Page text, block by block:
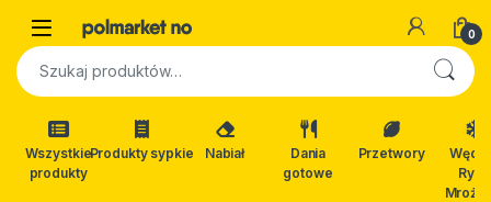
Open 0
Szukaj:
Wszystkie
produkty
Produkty sypkie Nabiał
Dania
gotowe
Przetwory
Ryby